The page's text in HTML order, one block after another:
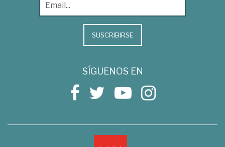
SUSCRIBIRSE
SÍGUENOS EN